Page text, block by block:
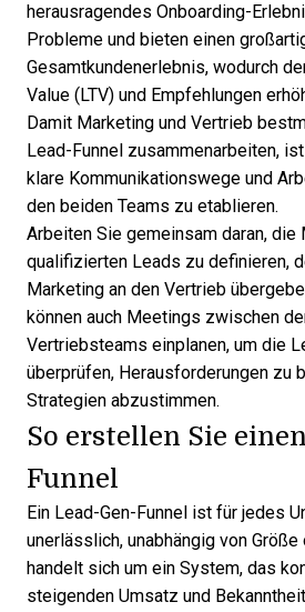
herausragendes Onboarding-
Probleme und bieten einen
Gesamtkundenerlebnis, wodurch
Value (LTV) und Empfehlungen
Damit Marketing und Vertrieb
Lead-Funnel zusammenarbeiten,
klare Kommunikationswege und
den beiden Teams zu etablieren.
Arbeiten Sie gemeinsam daran, die
qualifizierten Leads zu definieren,
Marketing an den Vertrieb
können auch Meetings zwischen
Vertriebsteams einplanen, um die
überprüfen, Herausforderungen zu
Strategien abzustimmen.
So erstellen Sie
Funnel
Ein Lead-Gen-Funnel ist für jedes
unerlässlich, unabhängig von Größe
handelt sich um ein System, das
steigenden Umsatz und